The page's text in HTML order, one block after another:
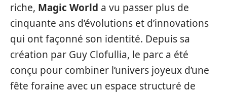
riche, Magic World a vu passer plus de
cinquante ans d’évolutions et d’innovations
qui ont façonné son identité. Depuis sa
création par Guy Clofullia, le parc a été
conçu pour combiner l’univers joyeux d’une
fête foraine avec un espace structuré de